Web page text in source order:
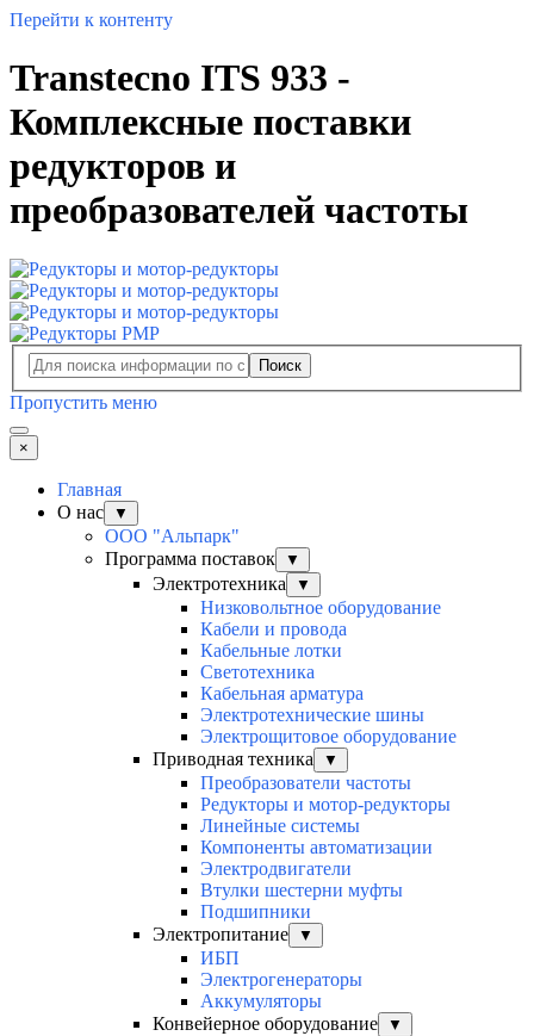
Перейти к контенту
Transtecno ITS 933 -
Комплексные поставки
редукторов и
преобразователей частоты
Поиск
Пропустить меню
×
Главная
О нас
▼
ООО "Альпарк"
Программа поставок
▼
Электротехника ▼
Низковольтное оборудование
Кабели и провода
Кабельные лотки
Светотехника
Кабельная арматура
Электротехнические шины
Электрощитовое оборудование
Приводная техника
▼
Преобразователи частоты
Редукторы и мотор-редукторы
Линейные системы
Компоненты автоматизации
Электродвигатели
Втулки шестерни муфты
Подшипники
Электропитание
▼
ИБП
Электрогенераторы
Аккумуляторы
Конвейерное оборудование
▼